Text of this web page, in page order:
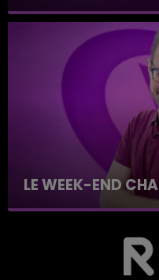
LE WEEK-END